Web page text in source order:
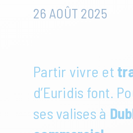
26 AOÛT 2025
Partir vivre et
d’Euridis font.
ses valises à